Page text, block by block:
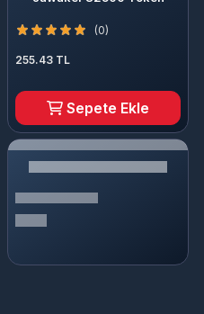
(0)
255.43 TL
Sepete Ekle